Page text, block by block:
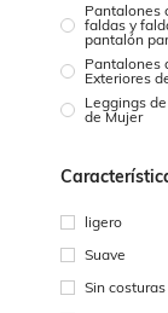
Pantalones
faldas y
pantalón
Pantalones
Exteriores
Leggings
de Mujer
ligero
Suave
Sin costuras